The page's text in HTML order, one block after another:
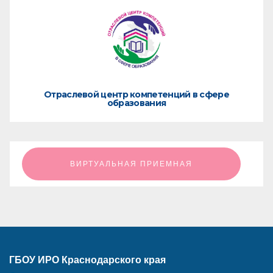
Отраслевой центр компетенций в сфере
образования
ㅤㅤㅤㅤㅤㅤㅤㅤㅤВИРТУАЛЬНАЯ ПРИЕМНАЯㅤㅤㅤㅤㅤㅤㅤㅤㅤ
ГБОУ ИРО Краснодарского края